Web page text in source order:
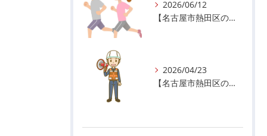
2026/06/12
【名古屋市熱田区の警備会社】暑熱順化で熱中症対策を！
2026/04/23
【名古屋市熱田区の警備会社】GWの面接状況について！